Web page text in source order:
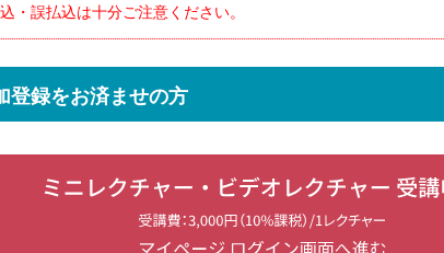
・誤払込は十分ご注意ください。
登録をお済ませの方